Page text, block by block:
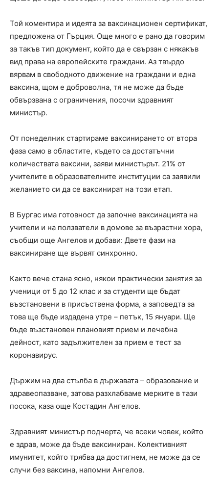
Той коментира и идеята за ваксинационен сертификат,
предложена от Гърция. Още много е рано да говорим
за такъв тип документ, който да е свързан с някакъв
вид права на европейските граждани. Аз твърдо
вярвам в свободното движение на граждани и една
ваксина, щом е доброволна, тя не може да бъде
обвързвана с ограничения, посочи здравният
министър.
От понеделник стартираме ваксинирането от втора
фаза само в областите, където са достатъчни
количествата ваксини, заяви министърът. 21% от
учителите в образователните институции са заявили
желанието си да се ваксинират на този етап.
В Бургас има готовност да започне ваксинацията на
учители и на ползватели в домове за възрастни хора,
съобщи още Ангелов и добави: Двете фази на
ваксиниране ще вървят синхронно.
Както вече стана ясно, някои практически занятия за
ученици от 5 до 12 клас и за студенти ще бъдат
възстановени в присъствена форма, а заповедта за
това ще бъде издадена утре – петък, 15 януари. Ще
бъде възстановен плановият прием и лечебна
дейност, като задължителен за прием е тест за
коронавирус.
Държим на два стълба в държавата – образование и
здравеопазване, затова разхлабваме мерките в тази
посока, каза още Костадин Ангелов.
Здравният министър подчерта, че всеки човек, който
е здрав, може да бъде ваксиниран. Колективният
имунитет, който трябва да достигнем, не може да се
случи без ваксина, напомни Ангелов.